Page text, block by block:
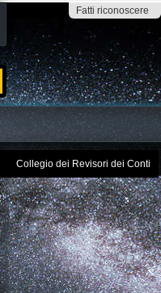
Fatti riconoscere
Collegio dei Revisori dei Conti